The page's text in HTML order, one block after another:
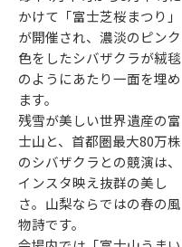
かけて「富士芝桜まつり」
が開催され、濃淡のピンク
色をしたシバザクラが絨毯
のようにあたり一面を埋め
ます。
残雪が美しい世界遺産の富
士山と、首都圏最大80万株
のシバザクラとの競演は、
インスタ映え抜群の美し
さ。山梨ならではの春の風
物詩です。